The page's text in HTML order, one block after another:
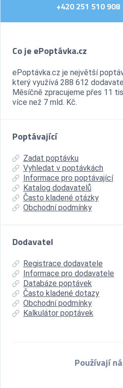
+420 251 510 908
Co je ePoptávka.cz
ePoptávka.cz je největší
který využívá 288 612
Měsíčně zpracujeme přes 11
více než 7 mld. Kč.
Poptávající
Zadat poptávku
Vyhledat v poptávkách
Informace pro poptávající
Katalog dodavatelů
Často kladené otázky
Obchodní podmínky
Dodavatel
Registrace dodavatele
Informace pro dodavatele
Databáze poptávek
Často kladené dotazy
Obchodní podmínky
Kalkulátor poptávek
Používají